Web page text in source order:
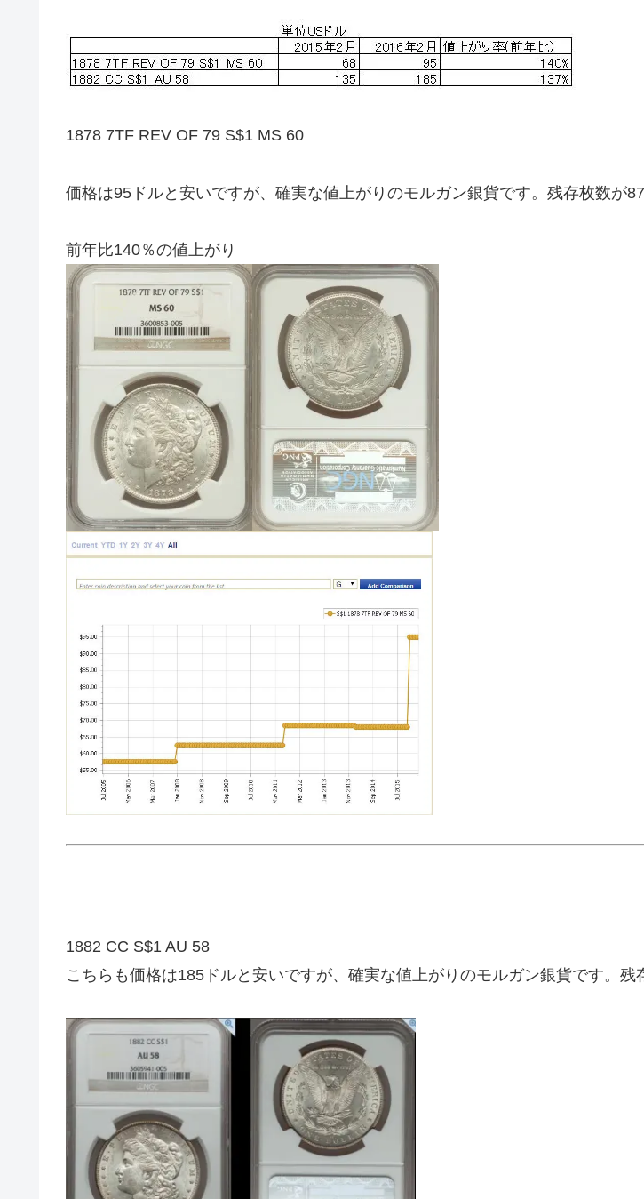
1878 7TF REV OF 79 S$1 MS 60
価格は95ドルと安いですが、確実な値上がりのモルガン銀貨です。残存枚数が87
前年比140％の値上がり
1882 CC S$1 AU 58
こちらも価格は185ドルと安いですが、確実な値上がりのモルガン銀貨です。残